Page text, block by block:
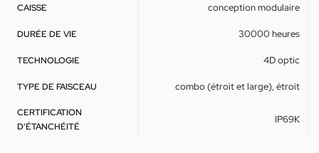
CAISSE conception modulaire
DURÉE DE VIE 30000 heures
TECHNOLOGIE 4D optic
TYPE DE FAISCEAU combo (étroit et large), étroit
CERTIFICATION
D'ÉTANCHÉITÉ
IP69K